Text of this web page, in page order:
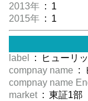
2013年 : 1
2015年 : 1
label
: ヒューリ
compnay name :
compnay name
market : 東証1部